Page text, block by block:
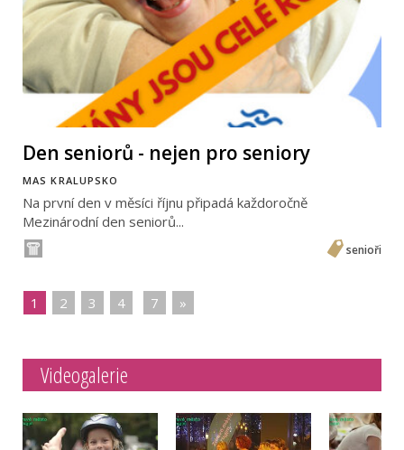
Den seniorů - nejen pro seniory
MAS KRALUPSKO
Na první den v měsíci říjnu připadá každoročně
Mezinárodní den seniorů...
senioři
1 2 3 4 7 »
Videogalerie